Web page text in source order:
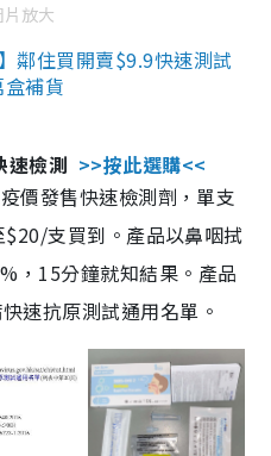
放大
鄰住買開賣$9.9快速測試
補貨
速檢測 >>按此選購<<
價發售快速檢測劑，單支
支買到。產品以鼻咽拭
，15分鐘就知結果。產品
速抗原測試通用名單。